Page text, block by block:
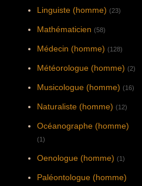
Linguiste (homme) (23)
Mathématicien (58)
Médecin (homme) (128)
Météorologue (homme) (2)
Musicologue (homme) (16)
Naturaliste (homme) (12)
Océanographe (homme)
(1)
Oenologue (homme) (1)
Paléontologue (homme)